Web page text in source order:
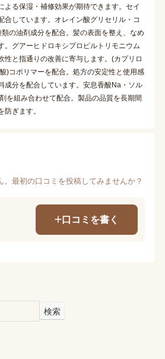
よる保湿・補修効果が期待できます。セイ
合しています。オレイン酸グリセリル・コ
の油剤成分を配合。髪の表面を整え、なめ
。グアーヒドロキシプロピルトリモニウム
性と指通りの改善に寄与します。(カプリロ
)コポリマーを配合。処方の安定性と使用感
成分を配合しています。安息香酸Na・ソル
を組み合わせて配合。製品の品質を長期間
ぎます。
。最初の口コミを投稿してみませんか？
口コミを書く
検索